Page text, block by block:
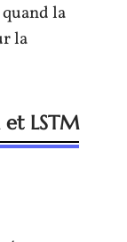
la
la
LSTM